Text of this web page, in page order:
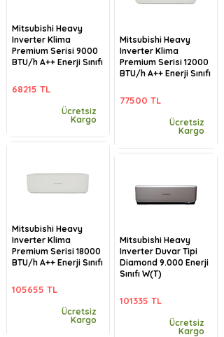
Mitsubishi Heavy
Inverter Klima
Premium Serisi 9000
BTU/h A++ Enerji Sınıfı
68215 TL
Ücretsiz
Kargo
Mitsubishi Heavy
Inverter Klima
Premium Serisi 18000
BTU/h A++ Enerji Sınıfı
105655 TL
Ücretsiz
Kargo
Mitsubishi Heavy
Inverter Klima
Premium Serisi 12000
BTU/h A++ Enerji Sınıfı
77500 TL
Ücretsiz
Kargo
Mitsubishi Heavy
Inverter Duvar Tipi
Diamond 9.000 Enerji
Sınıfı W(T)
101335 TL
Ücretsiz
Kargo